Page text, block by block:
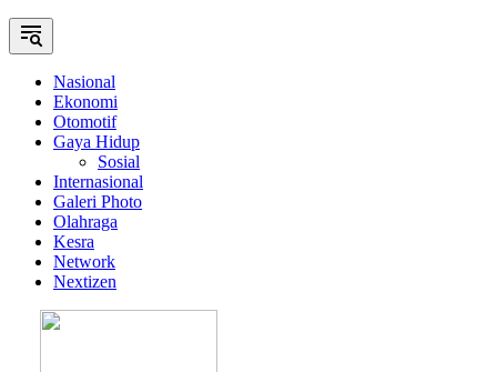
Nasional
Ekonomi
Otomotif
Gaya Hidup
Sosial
Internasional
Galeri Photo
Olahraga
Kesra
Network
Nextizen